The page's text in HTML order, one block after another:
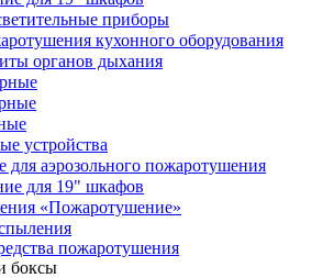
приборы
кухонного оборудования
органов дыхания
устройства
для аэрозольного пожаротушения
для 19" шкафов
«Пожаротушение»
пожаротушения
боксы